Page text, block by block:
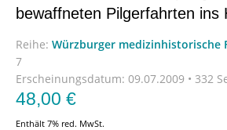
bewaffneten Pilgerfahrten ins
Reihe: Würzburger medizinhistorische
7
Erscheinungsdatum: 09.07.2009 • 332
48,00 €
Enthält 7% red. MwSt.